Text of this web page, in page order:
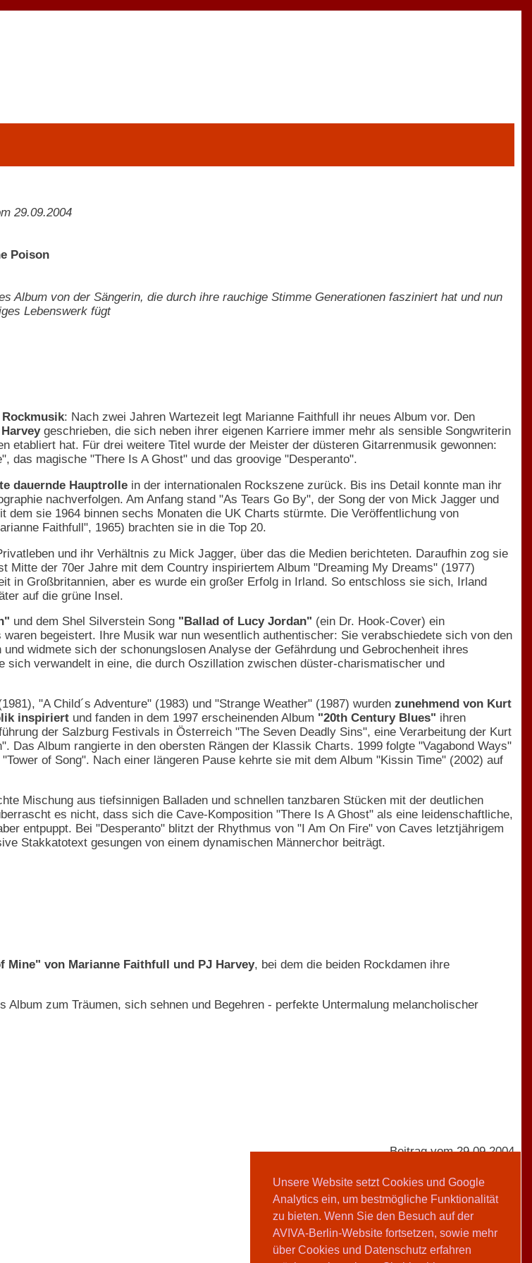
Unsere Website setzt Cookies und Google
Analytics ein, um bestmögliche Funktionalität
zu bieten. Wenn Sie den Besuch auf der
AVIVA-Berlin-Website fortsetzen, sowie mehr
über Cookies und Datenschutz erfahren
29.09.2004
Poison
Album von der Sängerin, die durch ihre rauchige Stimme Generationen fasziniert hat und nun
Lebenswerk fügt
: Nach zwei Jahren Wartezeit legt Marianne Faithfull ihr neues Album vor. Den
Harveygeschrieben, die sich neben ihrer eigenen Karriere immer mehr als sensible Songwriterin
etabliert hat. Für drei weitere Titel wurde der Meister der düsteren Gitarrenmusik gewonnen:
das magische "There Is A Ghost" und das groovige "Desperanto".
dauernde Hauptrolle in der internationalen Rockszene zurück. Bis ins Detail konnte man ihr
nachverfolgen. Am Anfang stand "As Tears Go By", der Song der von Mick Jagger und
dem sie 1964 binnen sechs Monaten die UK Charts stürmte. Die Veröffentlichung von
Faithfull", 1965) brachten sie in die Top 20.
und ihr Verhältnis zu Mick Jagger, über das die Medien berichteten. Daraufhin zog sie
Mitte der 70er Jahre mit dem Country inspiriertem Album "Dreaming My Dreams" (1977)
in Großbritannien, aber es wurde ein großer Erfolg in Irland. So entschloss sie sich, Irland
auf die grüne Insel.
und dem Shel Silverstein Song "Ballad of Lucy Jordan" (ein Dr. Hook-Cover) ein
begeistert. Ihre Musik war nun wesentlich authentischer: Sie verabschiedete sich von den
widmete sich der schonungslosen Analyse der Gefährdung und Gebrochenheit ihres
sich verwandelt in eine, die durch Oszillation zwischen düster-charismatischer und
"A Child´s Adventure" (1983) und "Strange Weather" (1987) wurden zunehmend von Kurt
inspiriert und fanden in dem 1997 erscheinenden Album "20th Century Blues" ihren
der Salzburg Festivals in Österreich "The Seven Deadly Sins", eine Verarbeitung der Kurt
Das Album rangierte in den obersten Rängen der Klassik Charts. 1999 folgte "Vagabond Ways"
of Song". Nach einer längeren Pause kehrte sie mit dem Album "Kissin Time" (2002) auf
Mischung aus tiefsinnigen Balladen und schnellen tanzbaren Stücken mit der deutlichen
es nicht, dass sich die Cave-Komposition "There Is A Ghost" als eine leidenschaftliche,
entpuppt. Bei "Desperanto" blitzt der Rhythmus von "I Am On Fire" von Caves letztjährigem
Stakkatotext gesungen von einem dynamischen Männerchor beiträgt.
Mine" von Marianne Faithfull und PJ Harvey, bei dem die beiden Rockdamen ihre
Album zum Träumen, sich sehnen und Begehren - perfekte Untermalung melancholischer
Beitrag vom 29.09.2004
AVIVA-Redaktion
Teilen